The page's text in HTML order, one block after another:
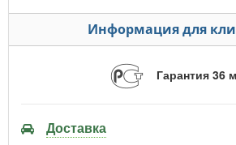
Информация для
Гарантия 36
Доставка